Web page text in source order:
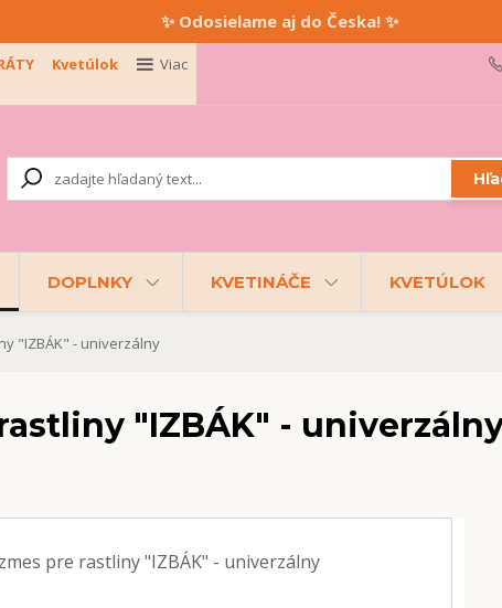
✨ Odosielame aj do Česka! ✨
Kvetúlok Viac
DOPLNKY KVETINÁČE KVETÚLOK
"IZBÁK" - univerzálny
"IZBÁK" -